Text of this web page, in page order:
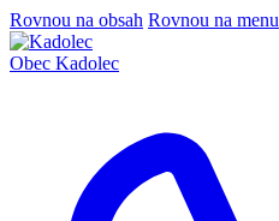
Rovnou na obsah Rovnou na menu
Obec Kadolec